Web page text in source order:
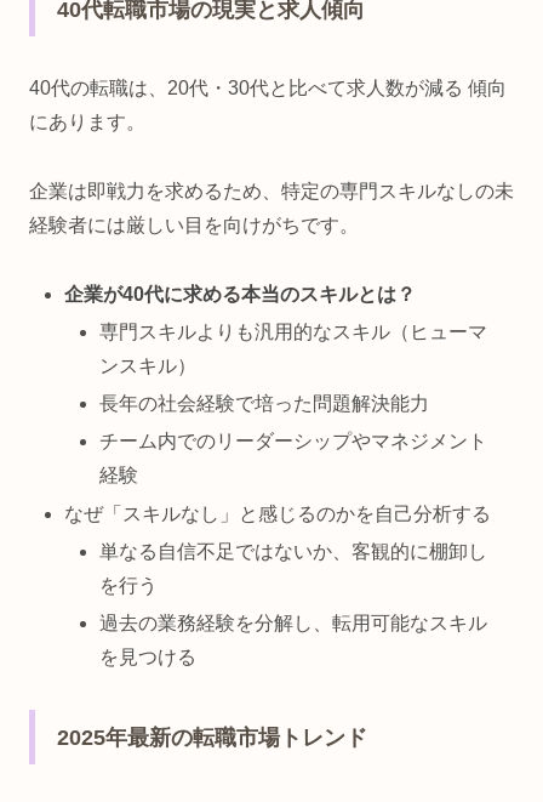
40代転職市場の現実と求人傾向
40代の転職は、20代・30代と比べて求人数が減る 傾向
にあります。
企業は即戦力を求めるため、特定の専門スキルなしの未
経験者には厳しい目を向けがちです。
企業が40代に求める本当のスキルとは？
専門スキルよりも汎用的なスキル（ヒューマ
ンスキル）
長年の社会経験で培った問題解決能力
チーム内でのリーダーシップやマネジメント
経験
なぜ「スキルなし」と感じるのかを自己分析する
単なる自信不足ではないか、客観的に棚卸し
を行う
過去の業務経験を分解し、転用可能なスキル
を見つける
2025年最新の転職市場トレンド